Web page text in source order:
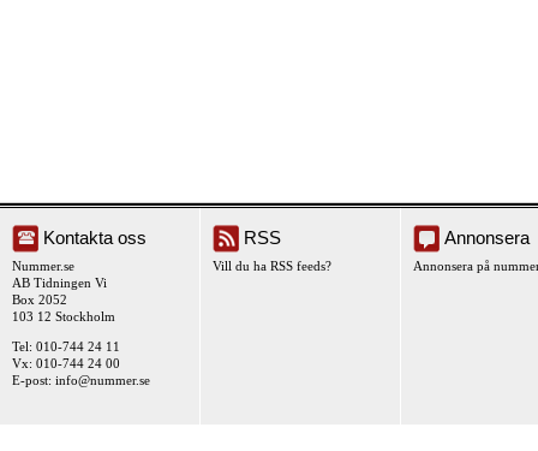
Kontakta oss
Nummer.se
AB Tidningen Vi
Box 2052
103 12 Stockholm
Tel: 010-744 24 11
Vx: 010-744 24 00
E-post: info@nummer.se
RSS
Vill du ha RSS feeds?
Annonsera
Annonsera på